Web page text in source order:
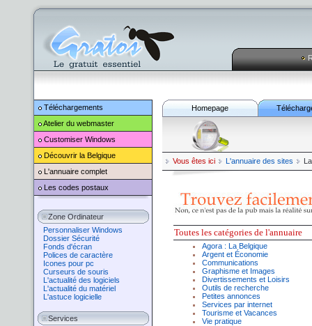
Téléchargements
Atelier du webmaster
Customiser Windows
Découvrir la Belgique
L'annuaire complet
Les codes postaux
Zone Ordinateur
Personnaliser Windows
Dossier Sécurité
Fonds d'écran
Polices de caractère
Icones pour pc
Curseurs de souris
L'actualité des logiciels
L'actualité du matériel
L'astuce logicielle
Services
Homepage
Vous êtes ici L'annuaire des sites
Toutes les catégories de l'annuaire
Agora : La Belgique
Argent etÉconomie
Communications
Graphisme etImages
Divertissements et Loisirs
Outils de recherche
Petites annonces
Services par internet
Tourisme etVacances
Vie pratique